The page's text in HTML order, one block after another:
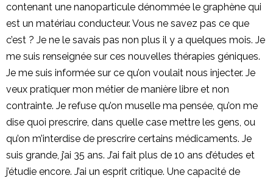
contenant une nanoparticule dénommée le graphène qui
est un matériau conducteur. Vous ne savez pas ce que
c’est ? Je ne le savais pas non plus il y a quelques mois. Je
me suis renseignée sur ces nouvelles thérapies géniques.
Je me suis informée sur ce qu’on voulait nous injecter. Je
veux pratiquer mon métier de manière libre et non
contrainte. Je refuse qu’on muselle ma pensée, qu’on me
dise quoi prescrire, dans quelle case mettre les gens, ou
qu’on m’interdise de prescrire certains médicaments. Je
suis grande, j’ai 35 ans. J’ai fait plus de 10 ans d’études et
j’étudie encore. J’ai un esprit critique. Une capacité de